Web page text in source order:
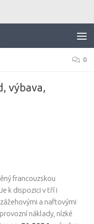
0
výbava,
francouzskou
k dispozici v tří i
a naftovými
náklady, nízké